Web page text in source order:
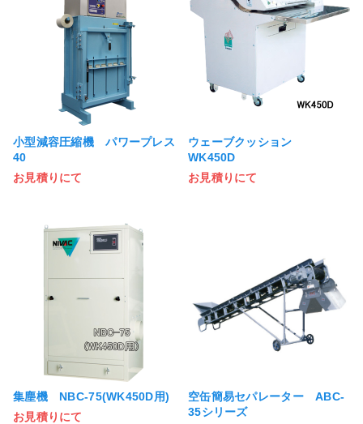
小型減容圧縮機 パワープレス
40
お見積りにて
ウェーブクッション
WK450D
お見積りにて
集塵機 NBC-75(WK450D用)
お見積りにて
空缶簡易セパレーター ABC-
35シリーズ